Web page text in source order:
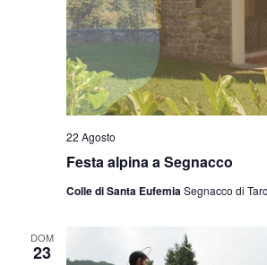
Festa alpina a Segnacco
22 Agosto
Colle di Santa EufemiaSegnacco di
DOM
23